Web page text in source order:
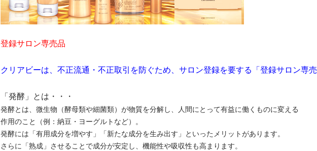
登録サロン専売品
クリアビーは、不正流通・不正取引を防ぐため、サロン登録を要する「登録サロン専
「発酵」とは・・・
発酵とは、微生物（酵母類や細菌類）が物質を分解し、人間にとって有益に働くものに変える
作用のこと（例：納豆・ヨーグルトなど）。
発酵には「有用成分を増やす」「新たな成分を生み出す」といったメリットがあります。
さらに「熟成」させることで成分が安定し、機能性や吸収性も高まります。